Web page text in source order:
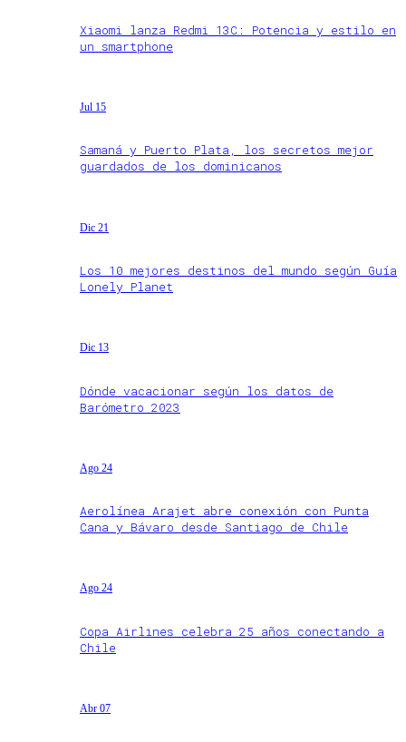
Xiaomi lanza Redmi 13C: Potencia y estilo en
un smartphone
Jul 15
Samaná y Puerto Plata, los secretos mejor
guardados de los dominicanos
Dic 21
Los 10 mejores destinos del mundo según Guía
Lonely Planet
Dic 13
Dónde vacacionar según los datos de
Barómetro 2023
Ago 24
Aerolínea Arajet abre conexión con Punta
Cana y Bávaro desde Santiago de Chile
Ago 24
Copa Airlines celebra 25 años conectando a
Chile
Abr 07